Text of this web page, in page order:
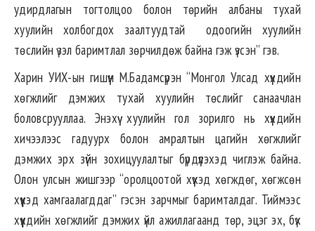
удирдлагын тогтолцоо болон төрийн албаны тухай
хуулийн холбогдох заалтуудтай одоогийн хуулийн
төслийн үзэл баримтлал зөрчилдөж байна гэж үзсэн” гэв.
Харин УИХ-ын гишүүн М.Бадамсүрэн “Монгол Улсад хүүхдийн
хөгжлийг дэмжих тухай хуулийн төслийг санаачлан
боловсрууллаа. Энэхүү хуулийн гол зорилго нь хүүхдийн
хичээлээс гадуурх болон амралтын цагийн хөгжлийг
дэмжих эрх зүйн зохицуулалтыг бүрдүүлэхэд чиглэж байна.
Олон улсын жишгээр “оролцоотой хүүхэд хөгждөг, хөгжсөн
хүүхэд хамгаалагддаг” гэсэн зарчмыг баримталдаг. Тиймээс
хүүхдийн хөгжлийг дэмжих үйл ажиллагаанд төр, эцэг эх, бүх